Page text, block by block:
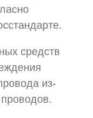
средств
из-
проводов.